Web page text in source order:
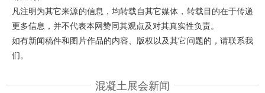
凡注明为其它来源的信息，均转载自其它媒体，转载目的在于传递
更多信息，并不代表本网赞同其观点及对其真实性负责。
如有新闻稿件和图片作品的内容、版权以及其它问题的，请联系我
们。
混凝土展会新闻